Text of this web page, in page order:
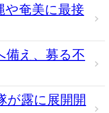
や奄美に最接
備え、募る不
が露に展開開